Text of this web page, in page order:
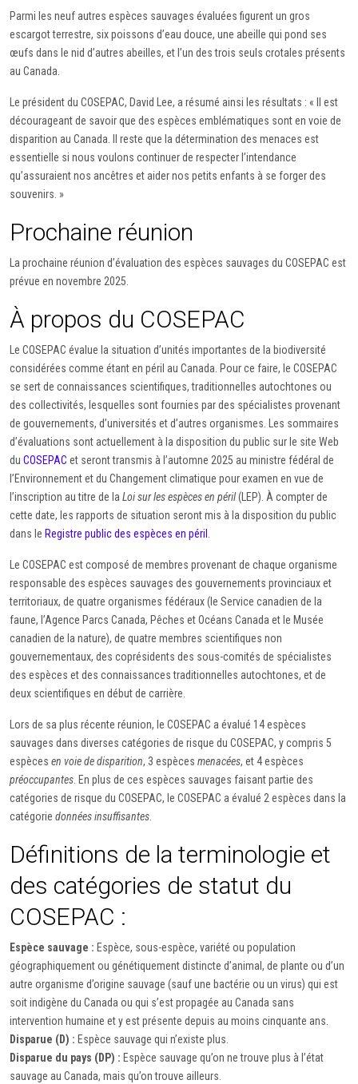
Parmi les neuf autres espèces sauvages évaluées figurent un gros
escargot terrestre, six poissons d’eau douce, une abeille qui pond ses
œufs dans le nid d’autres abeilles, et l’un des trois seuls crotales présents
au Canada.
Le président du COSEPAC, David Lee, a résumé ainsi les résultats : « Il est
décourageant de savoir que des espèces emblématiques sont en voie de
disparition au Canada. Il reste que la détermination des menaces est
essentielle si nous voulons continuer de respecter l’intendance
qu’assuraient nos ancêtres et aider nos petits enfants à se forger des
souvenirs. »
Prochaine réunion
La prochaine réunion d’évaluation des espèces sauvages du COSEPAC est
prévue en novembre 2025.
À propos du COSEPAC
Le COSEPAC évalue la situation d’unités importantes de la biodiversité
considérées comme étant en péril au Canada. Pour ce faire, le COSEPAC
se sert de connaissances scientifiques, traditionnelles autochtones ou
des collectivités, lesquelles sont fournies par des spécialistes provenant
de gouvernements, d’universités et d’autres organismes. Les sommaires
d’évaluations sont actuellement à la disposition du public sur le site Web
du COSEPAC et seront transmis à l’automne 2025 au ministre fédéral de
l’Environnement et du Changement climatique pour examen en vue de
l’inscription au titre de la Loi sur les espèces en péril(LEP). À compter de
cette date, les rapports de situation seront mis à la disposition du public
dans le Registre public des espèces en péril
Le COSEPAC est composé de membres provenant de chaque organisme
responsable des espèces sauvages des gouvernements provinciaux et
territoriaux, de quatre organismes fédéraux (le Service canadien de la
faune, l’Agence Parcs Canada, Pêches et Océans Canada et le Musée
canadien de la nature), de quatre membres scientifiques non
gouvernementaux, des coprésidents des sous-comités de spécialistes
des espèces et des connaissances traditionnelles autochtones, et de
deux scientifiques en début de carrière.
Lors de sa plus récente réunion, le COSEPAC a évalué 14 espèces
sauvages dans diverses catégories de risque du COSEPAC, y compris 5
espèces en voie de disparition, 3 espèces menacées, et 4 espèces
préoccupantes . En plus de ces espèces sauvages faisant partie des
catégories de risque du COSEPAC, le COSEPAC a évalué 2 espèces dans la
catégorie données insuffisantes
Définitions de la terminologie et
des catégories de statut du
COSEPAC :
Espèce sauvage : Espèce, sous-espèce, variété ou population
géographiquement ou génétiquement distincte d’animal, de plante ou d’un
autre organisme d’origine sauvage (sauf une bactérie ou un virus) qui est
soit indigène du Canada ou qui s’est propagée au Canada sans
intervention humaine et y est présente depuis au moins cinquante ans.
Disparue (D) : Espèce sauvage qui n’existe plus.
Disparue du pays (DP) : Espèce sauvage qu’on ne trouve plus à l’état
sauvage au Canada, mais qu’on trouve ailleurs.